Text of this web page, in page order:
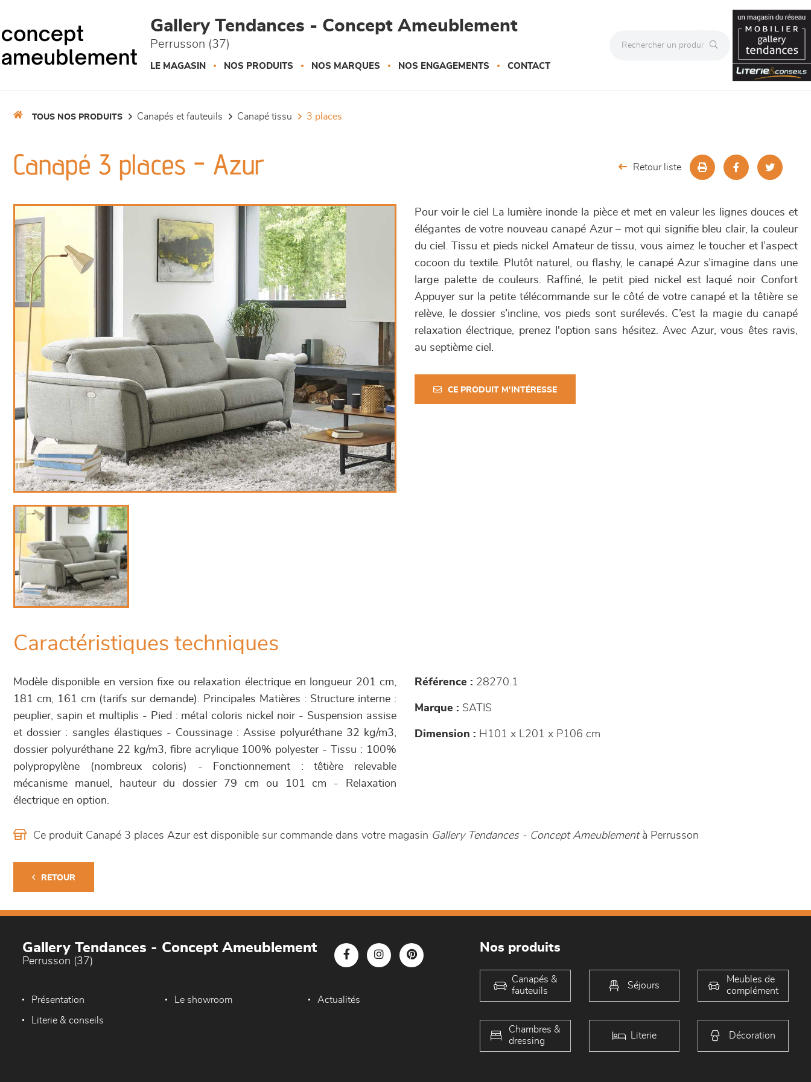
Gallery Tendances - Concept Ameublement
Perrusson (37)
LE MAGASIN NOS PRODUITS NOS MARQUES NOS ENGAGEMENTS CONTACT
TOUS NOS PRODUITS canapés et fauteuils canapé tissu 3 places
Canapé 3 places - Azur Retour liste
Pour voir le ciel La lumière inonde la pièce et met en valeur les lignes douces et
élégantes de votre nouveau canapé Azur – mot qui signifie bleu clair, la couleur
du ciel. Tissu et pieds nickel Amateur de tissu, vous aimez le toucher et l’aspect
cocoon du textile. Plutôt naturel, ou flashy, le canapé Azur s’imagine dans une
large palette de couleurs. Raffiné, le petit pied nickel est laqué noir Confort
Appuyer sur la petite télécommande sur le côté de votre canapé et la têtière se
relève, le dossier s’incline, vos pieds sont surélevés. C’est la magie du canapé
relaxation électrique, prenez l'option sans hésitez. Avec Azur, vous êtes ravis,
au septième ciel.
CE PRODUIT M'INTÉRESSE
Caractéristiques techniques
Modèle disponible en version fixe ou relaxation électrique en longueur 201 cm,
181 cm, 161 cm (tarifs sur demande). Principales Matières : Structure interne :
peuplier, sapin et multiplis - Pied : métal coloris nickel noir - Suspension assise
et dossier : sangles élastiques - Coussinage : Assise polyuréthane 32 kg/m3,
dossier polyuréthane 22 kg/m3, fibre acrylique 100% polyester - Tissu : 100%
polypropylène (nombreux coloris) - Fonctionnement : têtière relevable
mécanisme manuel, hauteur du dossier 79 cm ou 101 cm - Relaxation
électrique en option.
Référence : 28270.1
Marque : SATIS
Dimension : H101 x L201 x P106 cm
Ce produit Canapé 3 places Azur est disponible sur commande dans votre magasin Gallery Tendances - Concept Ameublement à Perrusson
RETOUR
Gallery Tendances - Concept Ameublement
Perrusson (37)
Présentation Le showroom Actualités
Literie & conseils
Nos produits
Canapés &
fauteuils
Séjours
Meubles de
complément
Chambres &
dressing
Literie Décoration